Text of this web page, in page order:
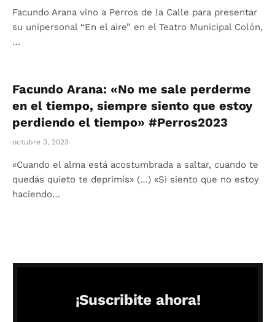
Facundo Arana vino a Perros de la Calle para presentar
su unipersonal “En el aire” en el Teatro Municipal Colón,
…
Facundo Arana: «No me sale perderme
en el tiempo, siempre siento que estoy
perdiendo el tiempo» #Perros2023
octubre 3, 2023
«Cuando el alma está acostumbrada a saltar, cuando te
quedás quieto te deprimís» (…) «Si siento que no estoy
haciendo…
¡Suscribite ahora!